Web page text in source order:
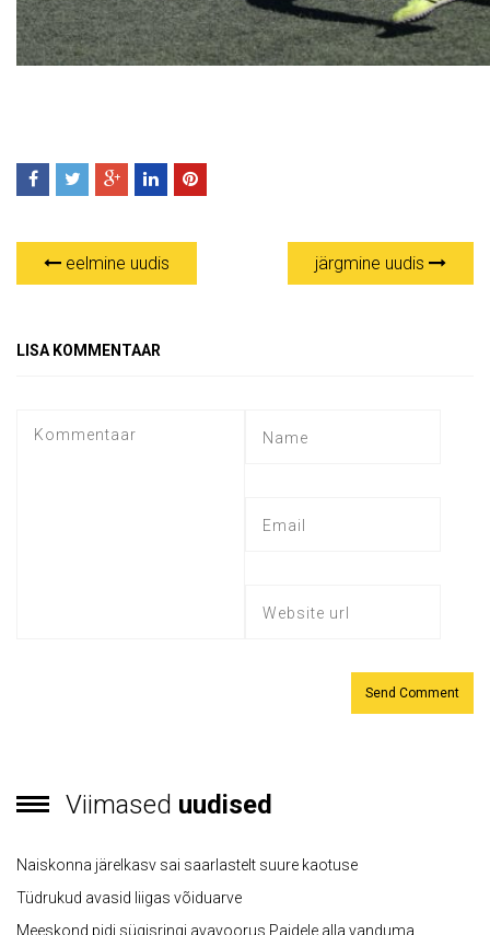
eelmine uudis järgmine uudis
LISA KOMMENTAAR
Viimased uudised
Naiskonna järelkasv sai saarlastelt suure kaotuse
Tüdrukud avasid liigas võiduarve
Meeskond pidi sügisringi avavoorus Paidele alla vanduma